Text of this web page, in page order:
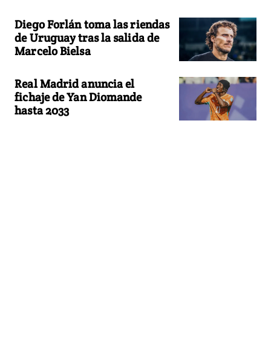
Diego Forlán toma las riendas
de Uruguay tras la salida de
Marcelo Bielsa
Real Madrid anuncia el
fichaje de Yan Diomande
hasta 2033